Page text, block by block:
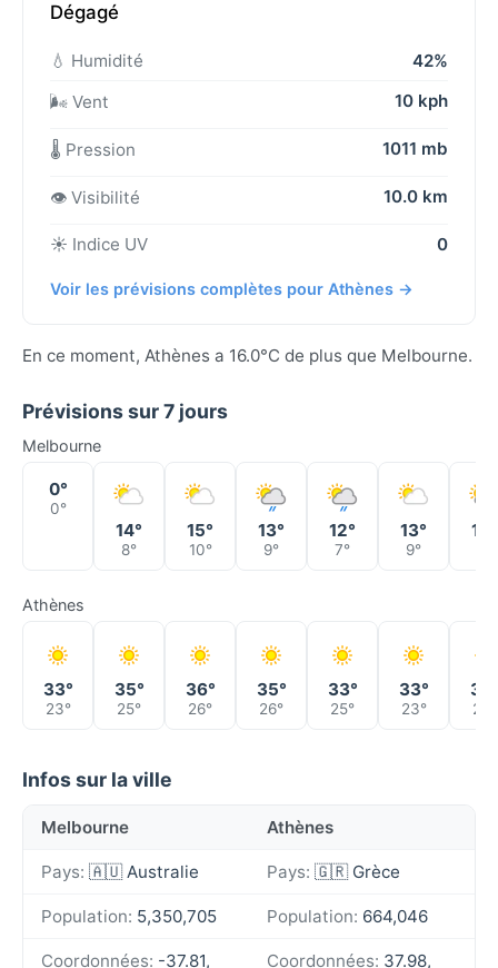
Dégagé
💧 Humidité
42%
🌬️ Vent
10 kph
🌡️ Pression 1011 mb
👁️ Visibilité 10.0 km
☀️ Indice UV 0
Voir les prévisions complètes pour Athènes →
En ce moment, Athènes a 16.0°C de plus que Melbourne.
Prévisions sur 7 jours
Melbourne
0°
0°
14°
8°
15°
10°
13°
9°
12°
7°
13°
9°
12°
Athènes
33°
23°
35°
25°
36°
26°
35°
26°
33°
25°
33°
23° 22°
Infos sur la ville
Melbourne Athènes
Pays: 🇦🇺 Australie Pays: 🇬🇷 Grèce
Population: 5,350,705 Population: 664,046
Coordonnées: -37.81, Coordonnées: 37.98,